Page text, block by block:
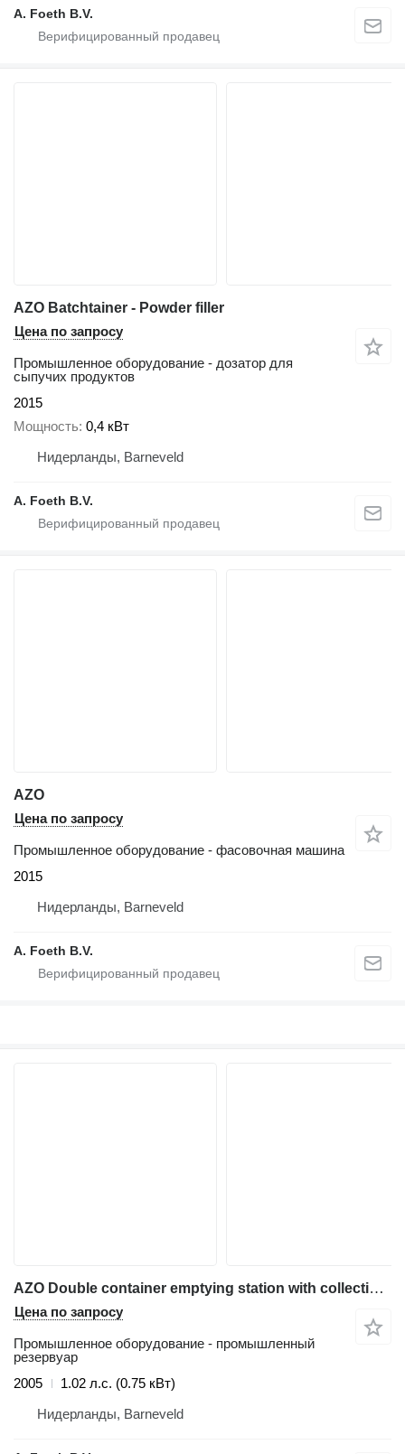
A. Foeth B.V.
AZO Batchtainer - Powder filler
Цена по запросу
Промышленное оборудование - дозатор для
сыпучих продуктов
2015
Мощность 0,4 кВт
Нидерланды, Barneveld
A. Foeth B.V.
AZO
Цена по запросу
Промышленное оборудование - фасовочная машина
2015
Нидерланды, Barneveld
A. Foeth B.V.
AZO Double container emptying station with collection vessel
Цена по запросу
Промышленное оборудование - промышленный
резервуар
2005
1.02 л.с. (0.75 кВт)
Нидерланды, Barneveld